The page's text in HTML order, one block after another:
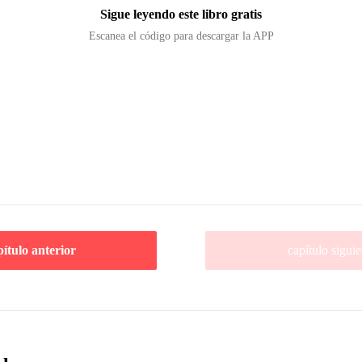
Sigue leyendo este libro gratis
Escanea el código para descargar la APP
anterior capítulo